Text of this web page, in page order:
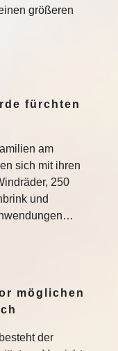
größeren
fürchten
am
sich mit ihren
250
und
möglichen
der